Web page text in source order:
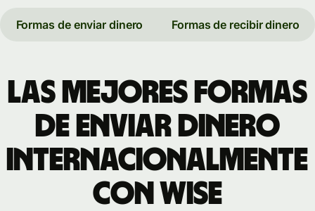
Formas de enviar dinero Formas de recibir dinero
Las mejores formas
de enviar dinero
internacionalmente
con Wise